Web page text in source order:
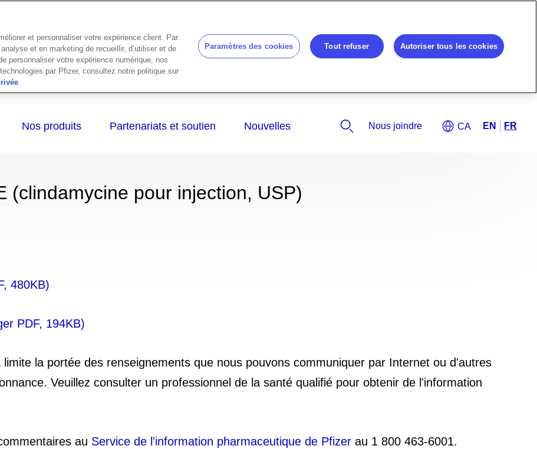
Nous joindre
(clindamycine pour injection, USP)
480KB)
PDF, 194KB)
la portée des renseignements que nous pouvons communiquer par Internet ou d'autres
Veuillez consulter un professionnel de la santé qualifié pour obtenir de l'information
au Service de l'information pharmaceutique de Pfizer au 1 800 463-6001.
et personnaliser votre expérience client. Par
et en marketing de recueillir, d’utiliser et de
personnaliser votre expérience numérique, nos
par Pfizer, consultez notre politique sur
Paramètres des cookies Tout refuser Autoriser tous les cookies